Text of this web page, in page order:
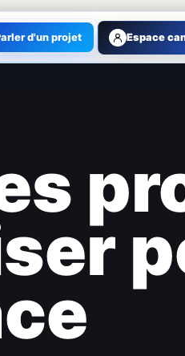
d'un projet Espace